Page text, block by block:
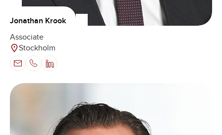
Jonathan Krook
Associate
Stockholm